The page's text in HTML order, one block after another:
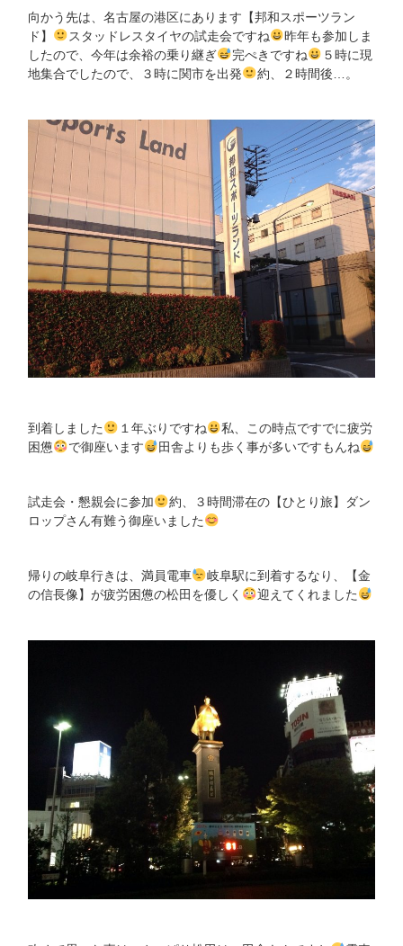
向かう先は、名古屋の港区にあります【邦和スポーツラン
ド】
スタッドレスタイヤの試走会ですね
昨年も参加しま
したので、今年は余裕の乗り継ぎ
完ぺきですね
５時に現
地集合でしたので、３時に関市を出発
約、２時間後…。
到着しました １年ぶりですね
私、この時点ですでに疲労
困憊
で御座います 田舎よりも歩く事が多いですもんね
試走会・懇親会に参加
約、３時間滞在の【ひとり旅】ダン
ロップさん有難う御座いました
帰りの岐阜行きは、満員電車
岐阜駅に到着するなり、【金
の信長像】が疲労困憊の松田を優しく
迎えてくれました